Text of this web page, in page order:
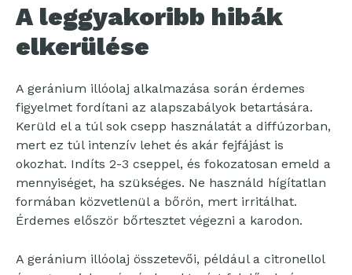
A leggyakoribb hibák
elkerülése
A geránium illóolaj alkalmazása során érdemes
figyelmet fordítani az alapszabályok betartására.
Kerüld el a túl sok csepp használatát a diffúzorban,
mert ez túl intenzív lehet és akár fejfájást is
okozhat. Indíts 2-3 cseppel, és fokozatosan emeld a
mennyiséget, ha szükséges. Ne használd hígítatlan
formában közvetlenül a bőrön, mert irritálhat.
Érdemes először bőrtesztet végezni a karodon.
A geránium illóolaj összetevői, például a citronellol